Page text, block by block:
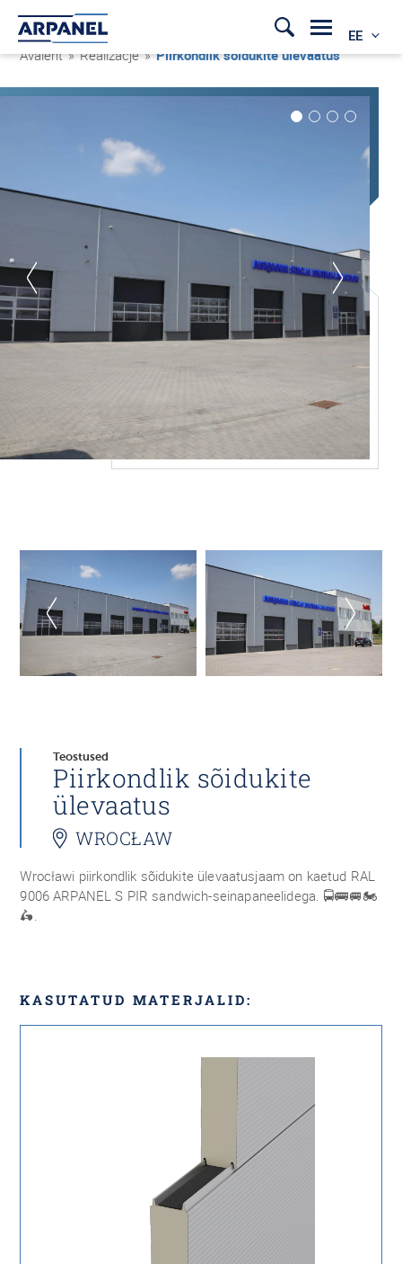
EE
Avaleht » Realizacje »Piirkondlik sõidukite ülevaatus
Teostused
Piirkondlik sõidukite
ülevaatus
WROCŁAW
Wrocławi piirkondlik sõidukite ülevaatusjaam on kaetud RAL
9006 ARPANEL S PIR sandwich-seinapaneelidega. 🚍🚌🚐🏍
🛵.
KASUTATUD MATERJALID: